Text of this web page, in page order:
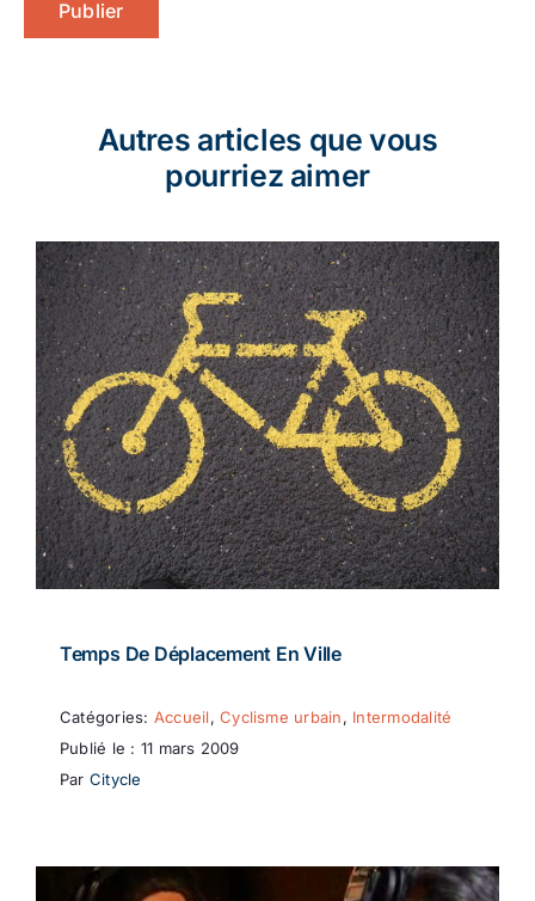
Autres articles que vous
pourriez aimer
Temps De Déplacement En Ville
Catégories: Accueil,Cyclisme urbain, Intermodalité
Publié le : 11 mars 2009
Par Citycle